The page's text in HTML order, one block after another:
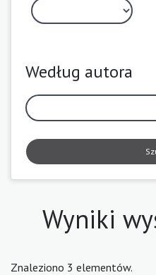
Według autora
Wyniki
Znaleziono 3 elementów.